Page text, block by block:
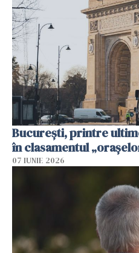
București, printre
în clasamentul
07 IUNIE 2026